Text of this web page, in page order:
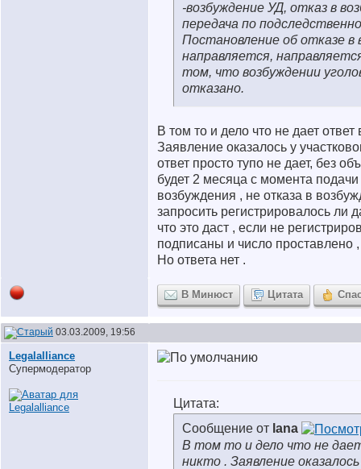
-возбуждение УД, отказ в
передача по
Постановление об отказе в
направляется,
том, что возбуждении
отказано.
В том то и дело что не дает
Заявление оказалось у
ответ просто тупо не дает, без
будет 2 месяца с момента
возбуждения , не отказа в
запросить регистрировалось ли
что это даст , если не
подписаны и число проставлено
Но ответа нет .
В Минюст Цитата
03.03.2009, 19:56
Legalalliance
Супермодератор
Цитата:
Сообщение от lana
В том то и дело что не
никто . Заявление